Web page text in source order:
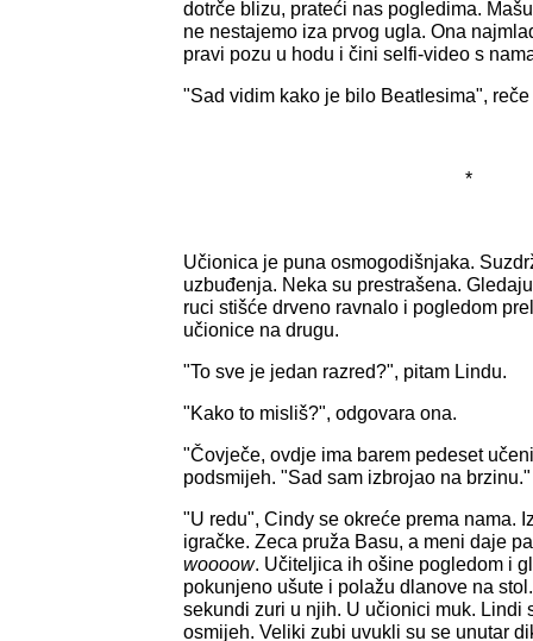
dotrče blizu, prateći nas pogledima.
ne nestajemo iza prvog ugla. Ona
pravi pozu u hodu i čini selfi-video s
"Sad vidim kako je bilo Beatlesima", reče
*
Učionica je puna osmogodišnjaka.
uzbuđenja. Neka su prestrašena.
ruci stišće drveno ravnalo i pogledom
učionice na drugu.
"To sve je jedan razred?", pitam Lindu.
"Kako to misliš?", odgovara ona.
"Čovječe, ovdje ima barem pedeset
podsmijeh. "Sad sam izbrojao na brzinu."
"U redu", Cindy se okreće prema nama.
igračke. Zeca pruža Basu, a meni daje
woooow. Učiteljica ih ošine pogledom i
pokunjeno ušute i polažu dlanove na
sekundi zuri u njih. U učionici muk. Lindi
osmijeh. Veliki zubi uvukli su se unutar